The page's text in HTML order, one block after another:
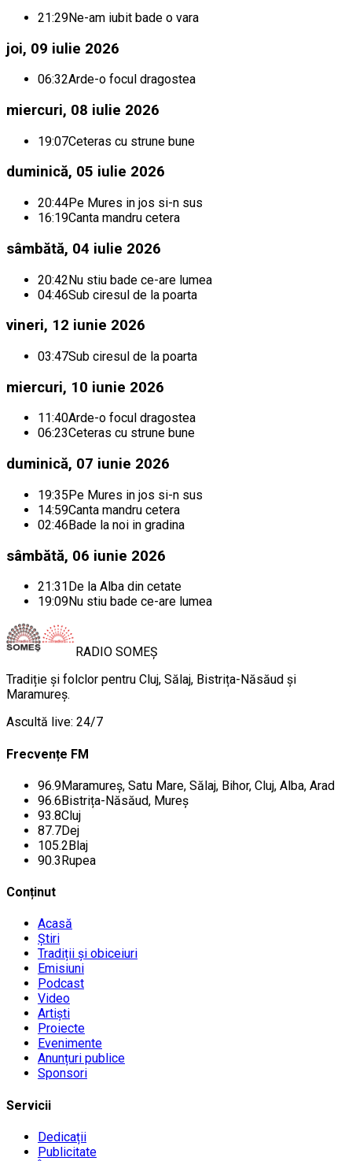
21:29Ne-am iubit bade o vara
joi, 09 iulie 2026
06:32Arde-o focul dragostea
miercuri, 08 iulie 2026
19:07Ceteras cu strune bune
duminică, 05 iulie 2026
20:44Pe Mures in jos si-n sus
16:19Canta mandru cetera
sâmbătă, 04 iulie 2026
20:42Nu stiu bade ce-are lumea
04:46Sub ciresul de la poarta
vineri, 12 iunie 2026
03:47Sub ciresul de la poarta
miercuri, 10 iunie 2026
11:40Arde-o focul dragostea
06:23Ceteras cu strune bune
duminică, 07 iunie 2026
19:35Pe Mures in jos si-n sus
14:59Canta mandru cetera
02:46Bade la noi in gradina
sâmbătă, 06 iunie 2026
21:31 De la Alba din cetate
19:09Nu stiu bade ce-are lumea
RADIO SOMEȘ
Tradiție și folclor pentru Cluj, Sălaj, Bistrița-Năsăud și
Maramureș.
Ascultă live: 24/7
Frecvențe FM
96.9Maramureș, Satu Mare, Sălaj, Bihor, Cluj, Alba, Arad
96.6Bistrița-Năsăud, Mureș
93.8Cluj
87.7Dej
105.2Blaj
90.3Rupea
Conținut
Acasă
Știri
Tradiții și obiceiuri
Emisiuni
Podcast
Video
Artiști
Proiecte
Evenimente
Anunțuri publice
Sponsori
Servicii
Dedicații
Publicitate